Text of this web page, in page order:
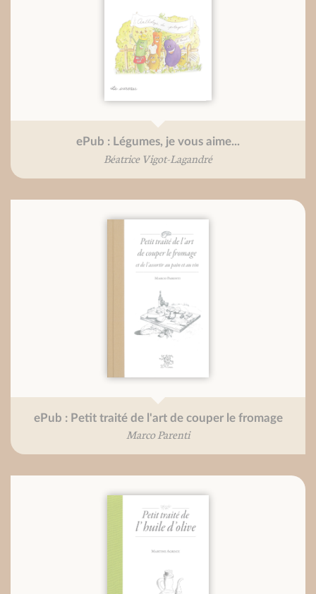
ePub : Légumes, je vous aime...
Béatrice Vigot-Lagandré
ePub : Petit traité de l'art de couper le fromage
Marco Parenti